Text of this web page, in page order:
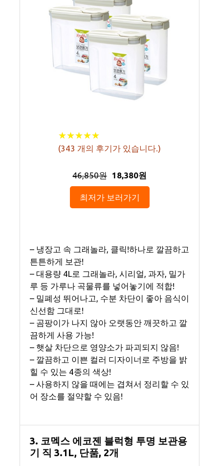
★★★★★
★★★★★
(343 개의 후기가 있습니다.)
46,850원 18,380원
최저가 보러가기
– 냉장고 속 그래놀라, 클릭!하나로 깔끔하고
튼튼하게 보관!
– 대용량 4L로 그래놀라, 시리얼, 과자, 밀가
루 등 가루나 곡물류를 넣어놓기에 적합!
– 밀폐성 뛰어나고, 수분 차단이 좋아 음식이
신선함 그대로!
– 곰팡이가 나지 않아 오랫동안 깨끗하고 깔
끔하게 사용 가능!
– 햇살 차단으로 영양소가 파괴되지 않음!
– 깔끔하고 이쁜 컬러 디자이너로 주방을 밝
힐 수 있는 4종의 색상!
– 사용하지 않을 때에는 겹쳐서 정리할 수 있
어 장소를 절약할 수 있음!
3. 코멕스 에코젠 블럭형 투명 보관용
기 직 3.1L, 단품, 2개